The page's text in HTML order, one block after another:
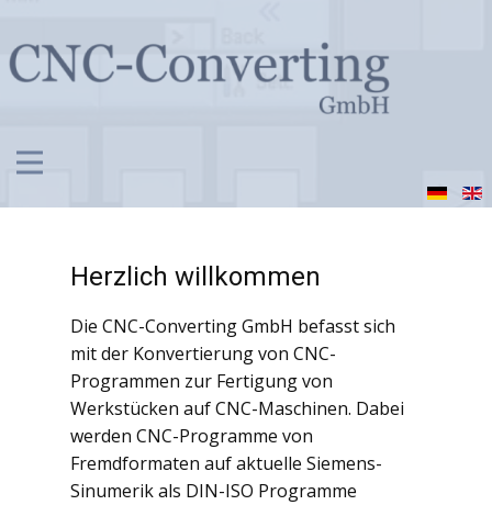
Herzlich willkommen
Die CNC-Converting GmbH befasst sich
mit der Konvertierung von CNC-
Programmen zur Fertigung von
Werkstücken auf CNC-Maschinen. Dabei
werden CNC-Programme von
Fremdformaten auf aktuelle Siemens-
Sinumerik als DIN-ISO Programme